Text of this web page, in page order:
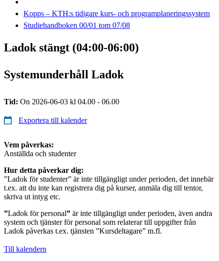
Kopps – KTH:s tidigare kurs- och programplaneringssystem
Studiehandboken 00/01 tom 07/08
Ladok stängt (04:00-06:00)
Systemunderhåll Ladok
Tid: On 2026-06-03 kl 04.00 - 06.00
Exportera till kalender
Vem påverkas:
Anställda och studenter
Hur detta påverkar dig:
”Ladok för studenter” är inte tillgängligt under perioden, det innebär
t.ex. att du inte kan registrera dig på kurser, anmäla dig till tentor,
skriva ut intyg etc.
”Ladok för personal” är inte tillgängligt under perioden, även andra
system och tjänster för personal som relaterar till uppgifter från
Ladok påverkas t.ex. tjänsten ”Kursdeltagare” m.fl.
Till kalendern